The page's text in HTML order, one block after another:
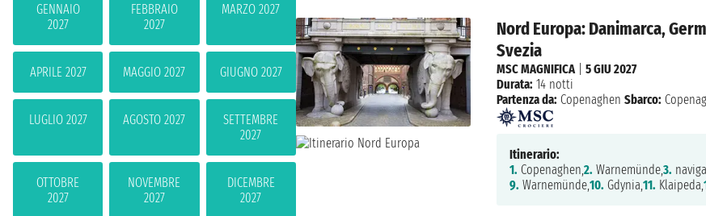
GENNAIO
2027
FEBBRAIO
2027
MARZO 2027
APRILE 2027 MAGGIO 2027 GIUGNO 2027
LUGLIO 2027 AGOSTO 2027
SETTEMBRE
2027
OTTOBRE
2027
NOVEMBRE
2027
DICEMBRE
2027
Nord Europa: Danimarca,
Svezia
MSC MAGNIFICA|5 GIU 2027
Durata: 14 notti
Partenza da: Copenaghen Sbarco:
Itinerario:
1. Copenaghen,2. Warnemünde,3.
9. Warnemünde,10. Gdynia,11. Klaipeda,